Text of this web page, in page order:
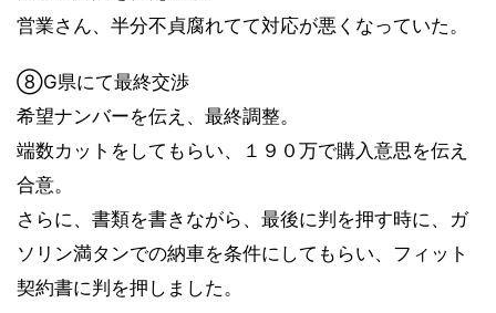
営業さん、半分不貞腐れてて対応が悪くなっていた。
⑧G県にて最終交渉
希望ナンバーを伝え、最終調整。
端数カットをしてもらい、１９０万で購入意思を伝え
合意。
さらに、書類を書きながら、最後に判を押す時に、ガ
ソリン満タンでの納車を条件にしてもらい、フィット
契約書に判を押しました。